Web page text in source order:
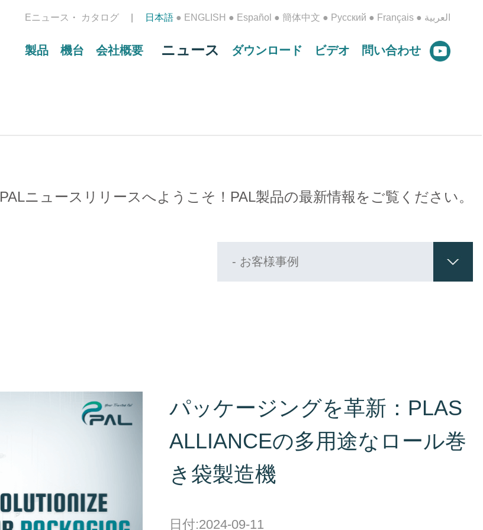
日本語 ● ENGLISH ● Español ● 簡体中文 ● Русский ● Français ● العربية Eニュース カタログ
製品 機台 会社概要 ニュース ダウンロード ビデオ 問い合わせ
PALニュースリリースへようこそ！PAL製品の最新情報をご覧ください。
パッケージングを革新：PLAS
ALLIANCEの多用途なロール巻
き袋製造機
日付:2024-09-11